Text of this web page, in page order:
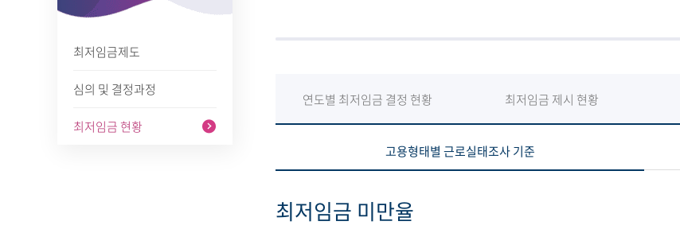
최저임금제도
심의 및 결정과정
최저임금 현황
연도별 최저임금 결정 현황 최저임금 제시 현황
고용형태별 근로실태조사 기준
최저임금 미만율